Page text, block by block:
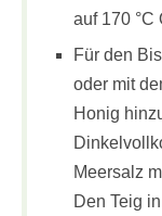
auf 170 °C
Für den
oder mit
Honig
Meersalz
Den Teig